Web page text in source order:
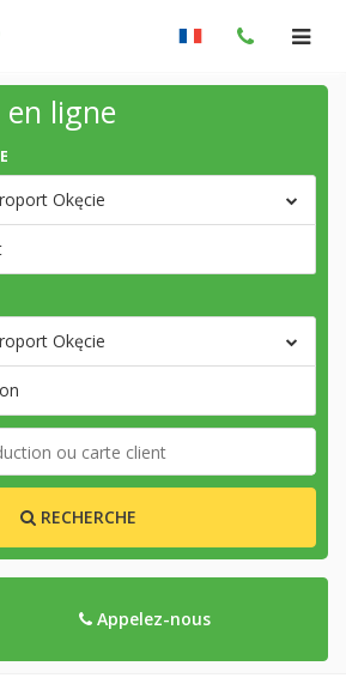
en ligne
Okęcie
Okęcie
RECHERCHE
Appelez-nous